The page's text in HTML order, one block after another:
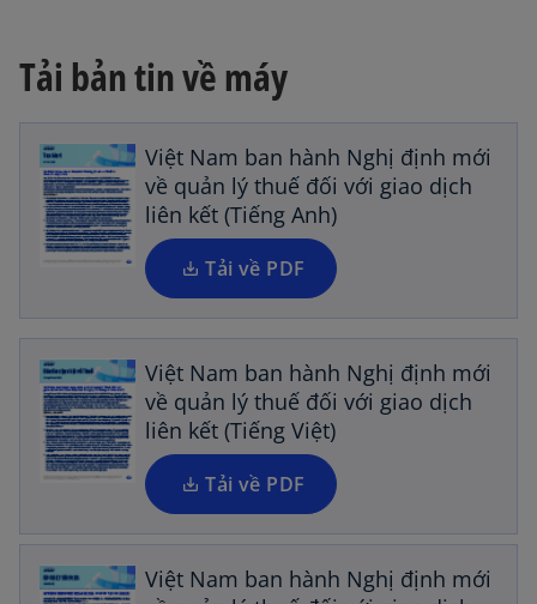
Tải bản tin về máy
Việt Nam ban hành Nghị định mới
về quản lý thuế đối với giao dịch
liên kết (Tiếng Anh)
Tải về PDF
o
p
e
n
s
i
n
a
n
e
t
a
b
Việt Nam ban hành Nghị định mới
về quản lý thuế đối với giao dịch
liên kết (Tiếng Việt)
Tải về PDF
o
e
n
s
i
n
a
n
e
w
Việt Nam ban hành Nghị định mới
o
p
e
n